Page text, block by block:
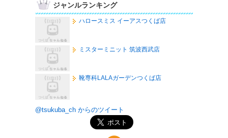
ジャンルランキング
ハロースミス イーアスつくば店
ミスターミニット 筑波西武店
靴専科LALAガーデンつくば店
@tsukuba_ch からのツイート